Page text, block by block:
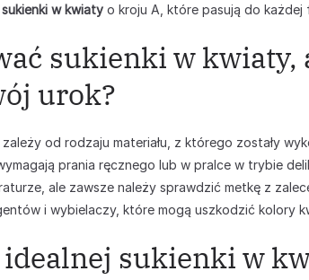
sukienki w kwiaty o kroju A, które pasują do każdej
sukienki w kwiaty,
urok?
zależy od rodzaju materiału, z którego zostały
prania ręcznego lub w pralce w trybie
ale zawsze należy sprawdzić metkę z
i wybielaczy, które mogą uszkodzić kolory
idealnej sukienki w